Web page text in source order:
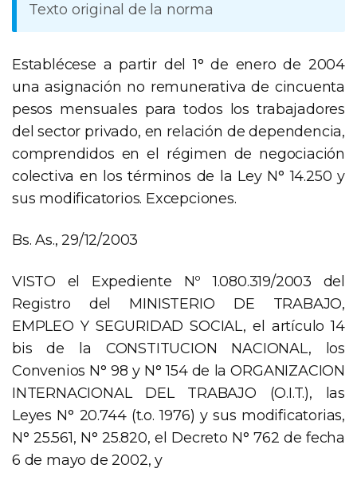
Texto original de la norma
Establécese a partir del 1° de enero de 2004
una asignación no remunerativa de cincuenta
pesos mensuales para todos los trabajadores
del sector privado, en relación de dependencia,
comprendidos en el régimen de negociación
colectiva en los términos de la Ley N° 14.250 y
sus modificatorios. Excepciones.
Bs. As., 29/12/2003
VISTO el Expediente Nº 1.080.319/2003 del
Registro del MINISTERIO DE TRABAJO,
EMPLEO Y SEGURIDAD SOCIAL, el artículo 14
bis de la CONSTITUCION NACIONAL, los
Convenios N° 98 y N° 154 de la ORGANIZACION
INTERNACIONAL DEL TRABAJO (O.I.T.), las
Leyes N° 20.744 (t.o. 1976) y sus modificatorias,
N° 25.561, N° 25.820, el Decreto N° 762 de fecha
6 de mayo de 2002, y